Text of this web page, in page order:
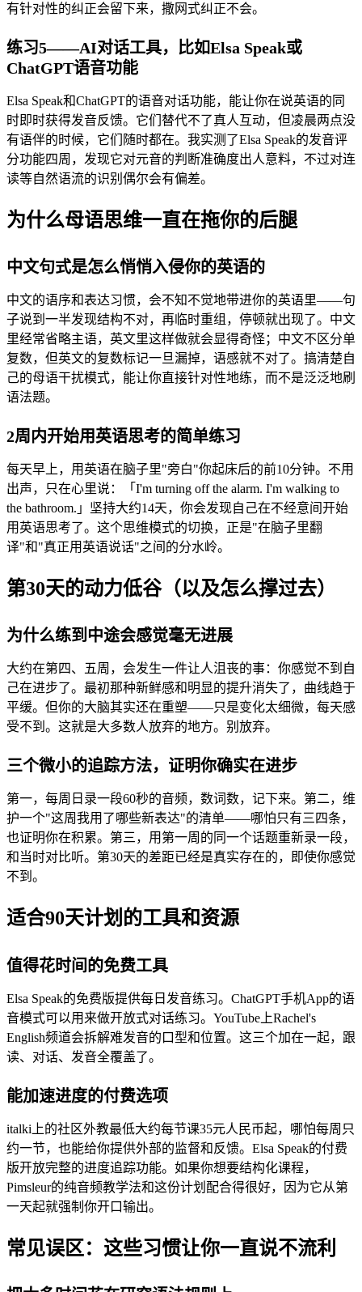
有针对性的纠正会留下来，撒网式纠正不会。
练习5——AI对话工具，比如Elsa Speak或
ChatGPT语音功能
Elsa Speak和ChatGPT的语音对话功能，能让你在说英语的同
时即时获得发音反馈。它们替代不了真人互动，但凌晨两点没
有语伴的时候，它们随时都在。我实测了Elsa Speak的发音评
分功能四周，发现它对元音的判断准确度出人意料，不过对连
读等自然语流的识别偶尔会有偏差。
为什么母语思维一直在拖你的后腿
中文句式是怎么悄悄入侵你的英语的
中文的语序和表达习惯，会不知不觉地带进你的英语里——句
子说到一半发现结构不对，再临时重组，停顿就出现了。中文
里经常省略主语，英文里这样做就会显得奇怪；中文不区分单
复数，但英文的复数标记一旦漏掉，语感就不对了。搞清楚自
己的母语干扰模式，能让你直接针对性地练，而不是泛泛地刷
语法题。
2周内开始用英语思考的简单练习
每天早上，用英语在脑子里"旁白"你起床后的前10分钟。不用
出声，只在心里说：「I'm turning off the alarm. I'm walking to
the bathroom.」坚持大约14天，你会发现自己在不经意间开始
用英语思考了。这个思维模式的切换，正是"在脑子里翻
译"和"真正用英语说话"之间的分水岭。
第30天的动力低谷（以及怎么撑过去）
为什么练到中途会感觉毫无进展
大约在第四、五周，会发生一件让人沮丧的事：你感觉不到自
己在进步了。最初那种新鲜感和明显的提升消失了，曲线趋于
平缓。但你的大脑其实还在重塑——只是变化太细微，每天感
受不到。这就是大多数人放弃的地方。别放弃。
三个微小的追踪方法，证明你确实在进步
第一，每周日录一段60秒的音频，数词数，记下来。第二，维
护一个"这周我用了哪些新表达"的清单——哪怕只有三四条，
也证明你在积累。第三，用第一周的同一个话题重新录一段，
和当时对比听。第30天的差距已经是真实存在的，即使你感觉
不到。
适合90天计划的工具和资源
值得花时间的免费工具
Elsa Speak的免费版提供每日发音练习。ChatGPT手机App的语
音模式可以用来做开放式对话练习。YouTube上Rachel's
English频道会拆解难发音的口型和位置。这三个加在一起，跟
读、对话、发音全覆盖了。
能加速进度的付费选项
italki上的社区外教最低大约每节课35元人民币起，哪怕每周只
约一节，也能给你提供外部的监督和反馈。Elsa Speak的付费
版开放完整的进度追踪功能。如果你想要结构化课程，
Pimsleur的纯音频教学法和这份计划配合得很好，因为它从第
一天起就强制你开口输出。
常见误区：这些习惯让你一直说不流利